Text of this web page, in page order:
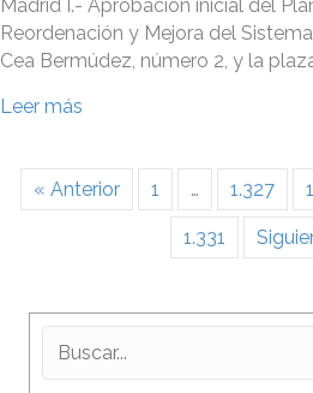
Madrid I.- Aprobación inicial del
Reordenación y Mejora del
Cea Bermúdez, número 2, y la
Leer más
« Anterior 1 … 1.327
1.331